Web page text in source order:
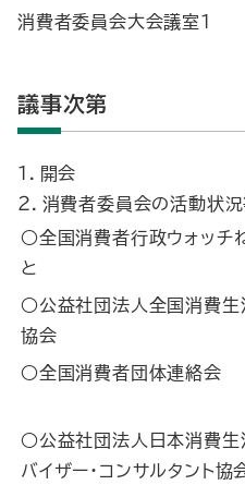
消費者委員会大会議室１
議事次第
１．開会
２．消費者委員会の活動状
○全国消費者行政ウォッチ
と
○公益社団法人全国消費生
協会
○全国消費者団体連絡会
○公益社団法人日本消費生
バイザー・コンサルタント協